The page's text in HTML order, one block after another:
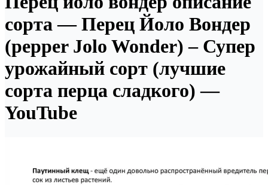
сорта — Перец Йоло Вондер
(pepper Jolo Wonder) – Супер
урожайный сорт (лучшие
сорта перца сладкого) —
YouTube